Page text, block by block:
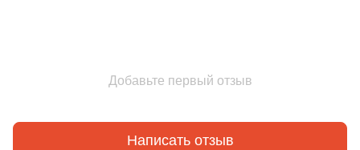
Добавьте первый отзыв
Написать отзыв